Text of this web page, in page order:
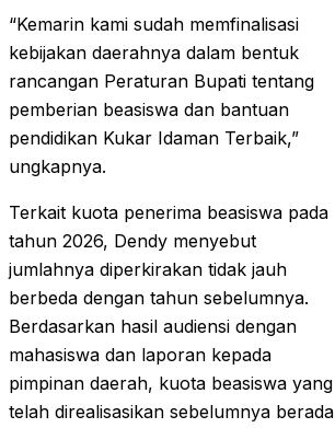
“Kemarin kami sudah memfinalisasi
kebijakan daerahnya dalam bentuk
rancangan Peraturan Bupati tentang
pemberian beasiswa dan bantuan
pendidikan Kukar Idaman Terbaik,”
ungkapnya.
Terkait kuota penerima beasiswa pada
tahun 2026, Dendy menyebut
jumlahnya diperkirakan tidak jauh
berbeda dengan tahun sebelumnya.
Berdasarkan hasil audiensi dengan
mahasiswa dan laporan kepada
pimpinan daerah, kuota beasiswa yang
telah direalisasikan sebelumnya berada